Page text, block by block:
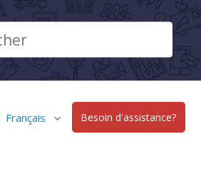
Français Besoin d'assistance?